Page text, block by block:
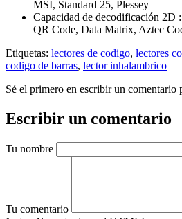
MSI, Standard 25, Plessey
Capacidad de decodificación
QR Code, Data Matrix, Aztec
Etiquetas: lectores de codigo, lectores
codigo de barras, lector inhalambrico
Sé el primero en escribir un comentario
Escribir un comentario
Tu nombre
Tu comentario